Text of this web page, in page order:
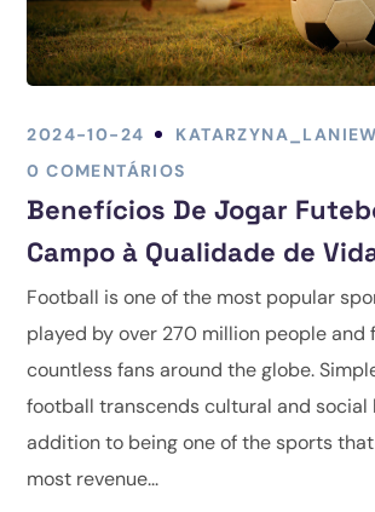
2024-10-24
0 COMENTÁRIOS
Benefícios De Jogar
Campo à Qualidade de
Football is one of the most popular
played by over 270 million people and
countless fans around the globe.
football transcends cultural and social
addition to being one of the sports
most revenue...